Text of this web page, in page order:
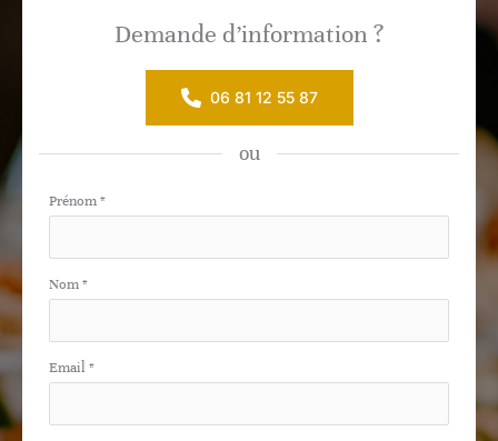
Demande d’information ?
06 81 12 55 87
ou
Formulaire
avec
téléphone
Prénom*
Nom*
Email *